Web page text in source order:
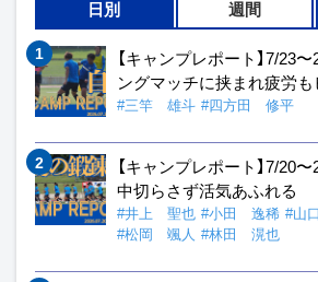
日別 週間
【キャンプレポート】7/23
ングマッチに挟まれ疲労
#三竿 雄斗 #四方田 修平
【キャンプレポート】7/20
中切らさず活気あふれる
#井上 聖也 #小田 逸稀 #山
#松岡 颯人 #林田 滉也